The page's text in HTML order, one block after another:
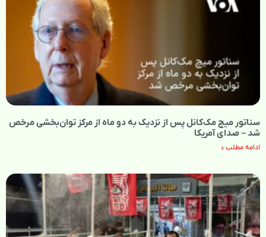
سناتور میچ مک‌کانل پس از نزدیک به دو ماه از مرکز توان‌بخشی مرخص
شد – صدای آمریکا
ادامه مطلب »